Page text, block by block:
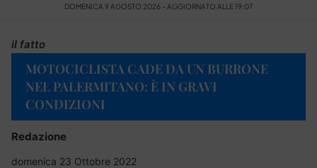
DOMENICA 9 AGOSTO 2026 - AGGIORNATO ALLE 19:07
il fatto
MOTOCICLISTA CADE DA UN BURRONE
NEL PALERMITANO: È IN GRAVI
CONDIZIONI
Redazione
domenica 23 Ottobre 2022